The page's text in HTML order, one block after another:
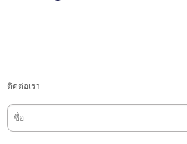
ติดต่อเรา